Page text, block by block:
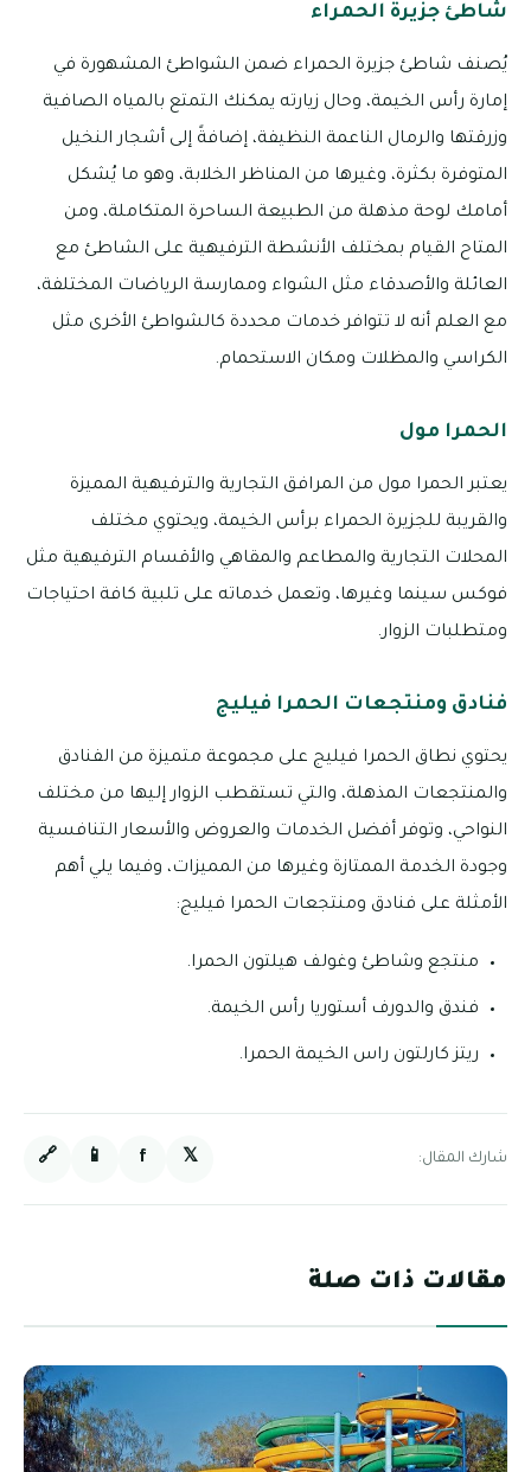
شاطئ جزيرة الحمراء
يُصنف شاطئ جزيرة الحمراء ضمن الشواطئ المشهورة في
إمارة رأس الخيمة، وحال زيارته يمكنك التمتع بالمياه الصافية
وزرقتها والرمال الناعمة النظيفة، إضافةً إلى أشجار النخيل
المتوفرة بكثرة، وغيرها من المناظر الخلابة، وهو ما يُشكل
أمامك لوحة مذهلة من الطبيعة الساحرة المتكاملة، ومن
المتاح القيام بمختلف الأنشطة الترفيهية على الشاطئ مع
العائلة والأصدقاء مثل الشواء وممارسة الرياضات المختلفة،
مع العلم أنه لا تتوافر خدمات محددة كالشواطئ الأخرى مثل
الكراسي والمظلات ومكان الاستحمام.
الحمرا مول
يعتبر الحمرا مول من المرافق التجارية والترفيهية المميزة
والقريبة للجزيرة الحمراء برأس الخيمة، ويحتوي مختلف
المحلات التجارية والمطاعم والمقاهي والأقسام الترفيهية مثل
فوكس سينما وغيرها، وتعمل خدماته على تلبية كافة احتياجات
ومتطلبات الزوار.
فنادق ومنتجعات الحمرا فيليج
يحتوي نطاق الحمرا فيليج على مجموعة متميزة من الفنادق
والمنتجعات المذهلة، والتي تستقطب الزوار إليها من مختلف
النواحي، وتوفر أفضل الخدمات والعروض والأسعار التنافسية
وجودة الخدمة الممتازة وغيرها من المميزات، وفيما يلي أهم
الأمثلة على فنادق ومنتجعات الحمرا فيليج:
منتجع وشاطئ وغولف هيلتون الحمرا.
فندق والدورف أستوريا رأس الخيمة.
ريتز كارلتون راس الخيمة الحمرا.
شارك المقال: 𝕏
f
📱
🔗
مقالات ذات صلة